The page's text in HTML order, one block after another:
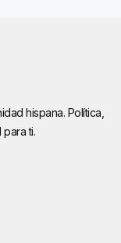
hispana. Política,
para ti.